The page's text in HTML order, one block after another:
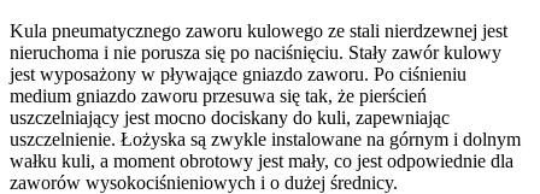
Kula pneumatycznego zaworu kulowego ze stali nierdzewnej jest
nieruchoma i nie porusza się po naciśnięciu. Stały zawór kulowy
jest wyposażony w pływające gniazdo zaworu. Po ciśnieniu
medium gniazdo zaworu przesuwa się tak, że pierścień
uszczelniający jest mocno dociskany do kuli, zapewniając
uszczelnienie. Łożyska są zwykle instalowane na górnym i dolnym
wałku kuli, a moment obrotowy jest mały, co jest odpowiednie dla
zaworów wysokociśnieniowych i o dużej średnicy.